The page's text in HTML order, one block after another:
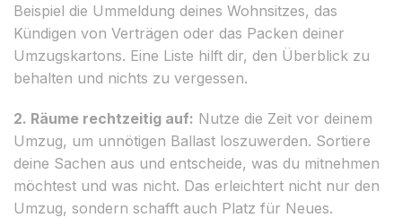
Beispiel die Ummeldung deines Wohnsitzes, das
Kündigen von Verträgen oder das Packen deiner
Umzugskartons. Eine Liste hilft dir, den Überblick zu
behalten und nichts zu vergessen.
2. Räume rechtzeitig auf: Nutze die Zeit vor deinem
Umzug, um unnötigen Ballast loszuwerden. Sortiere
deine Sachen aus und entscheide, was du mitnehmen
möchtest und was nicht. Das erleichtert nicht nur den
Umzug, sondern schafft auch Platz für Neues.